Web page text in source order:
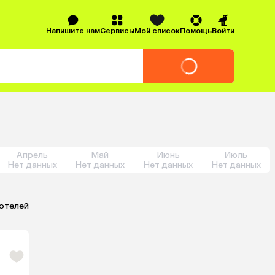
Напишите намСервисыМой списокПомощьВойти
Апрель
Нет данных
Май
Нет данных
Июнь
Нет данных
Июль
Нет данных